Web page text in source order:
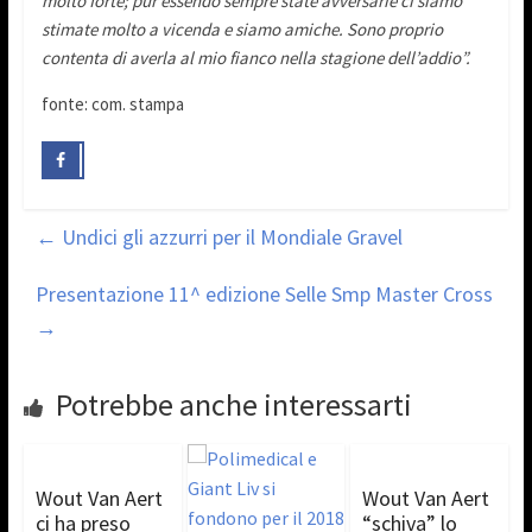
stimate molto a vicenda e siamo amiche. Sono proprio
contenta di averla al mio fianco nella stagione dell’addio”.
fonte: com. stampa
← Undici gli azzurri per il Mondiale Gravel
Presentazione 11^ edizione Selle Smp Master Cross
→
Potrebbe anche interessarti
Wout Van Aert
ci ha preso
Wout Van Aert
“schiva” lo